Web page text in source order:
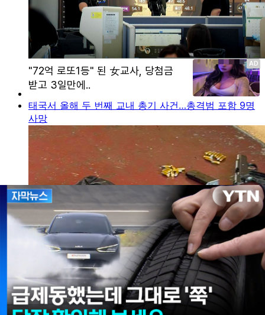
태국서 올해 두 번째 교내 총기 사건…총격범 포함 9명
사망
실시간 정보